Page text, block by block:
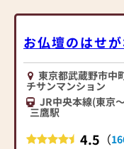
お客様のお近くの仏
壇の日本堂吉祥寺店
お申し付け頂きます
いを申し上げます。
お仏壇のはせがわは
家具」との協同開発
住宅にあったモダン
作っています。他にも
具専門メーカーと作り
仏壇コレクションがあ
人と偲ぶ人をつなぐ
チを提案します。
お仏壇のはせ
東京都武蔵野市中
チサンマンション
JR中央本線(東京
三鷹駅
4.5 （